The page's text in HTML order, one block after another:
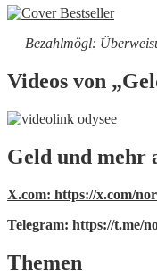
Bezahlmögl:
Videos von
Geld und mehr
X.com: https://x.com/
Telegram: https://t.me/
Themen